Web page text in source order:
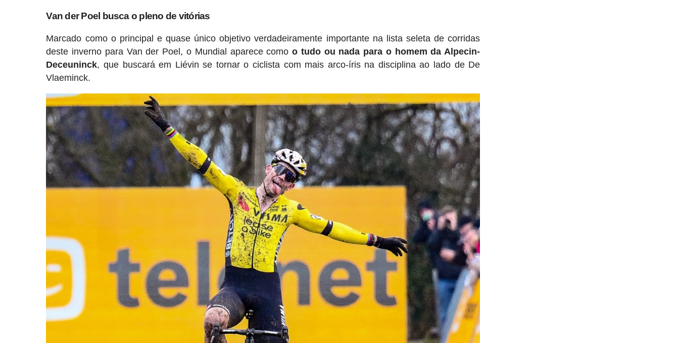
Van der Poel busca o pleno de vitórias
Marcado como o principal e quase único objetivo verdadeiramente importante na lista seleta de corridas
deste inverno para Van der Poel, o Mundial aparece comoo tudo ou nada para o homem da Alpecin-
Deceuninck, que buscará em Liévin se tornar o ciclista com mais arco-íris na disciplina ao lado de De
Vlaeminck.